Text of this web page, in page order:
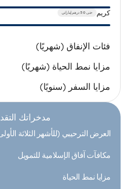
كريم حتى 50 درهم إماراتي
فئات الإنفاق (شهريًا)
مزايا نمط الحياة (شهريًا)
مزايا السفر (سنويًا)
مدخراتك
العرض الترحيبي (للأشهر الثلاثة الأولى)
مكافآت آفاق الإسلامية للتمويل
مزايا نمط الحياة